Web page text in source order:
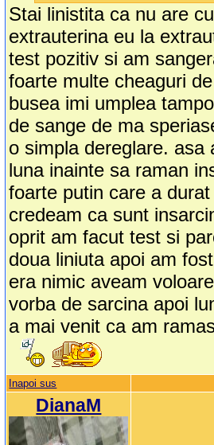
Stai linistita ca nu are
extrauterina eu la
test pozitiv si am
foarte multe cheaguri
busea imi umplea
de sange de ma
o simpla dereglare. asa
luna inainte sa raman
foarte putin care a
credeam ca sunt
oprit am facut test si
doua liniuta apoi am
era nimic aveam
vorba de sarcina apoi
a mai venit ca am
Inapoi sus
DianaM